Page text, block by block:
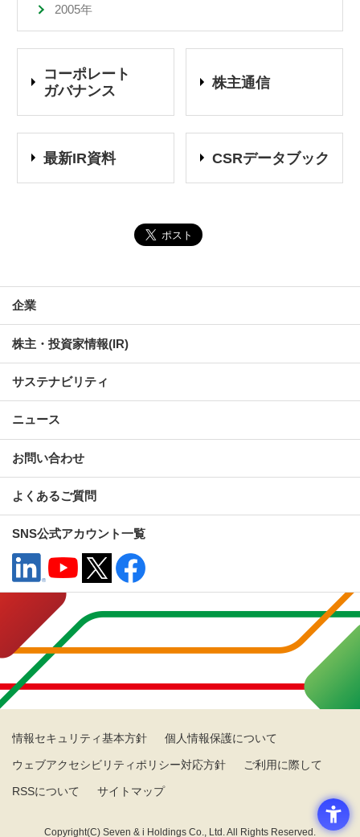
2005年
コーポレート
ガバナンス
株主通信
最新IR資料 CSRデータブック
企業
株主・投資家情報(IR)
サステナビリティ
ニュース
お問い合わせ
よくあるご質問
SNS公式アカウント一覧
情報セキュリティ基本方針 個人情報保護について
ウェブアクセシビリティポリシー対応方針 ご利用に際して
RSSについて サイトマップ
Copyright(C) Seven & i Holdings Co., Ltd. All Rights Reserved.